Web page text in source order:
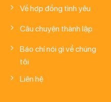
Về hợp đồng tình yêu
Câu chuyện thành lập
Báo chí nói gì về chúng
tôi
Liên hệ